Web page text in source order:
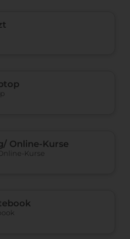
Online-​Kurse
​Kurse